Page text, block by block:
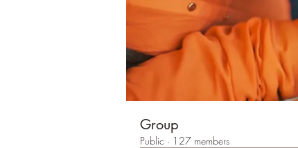
Group
Public · 127 members